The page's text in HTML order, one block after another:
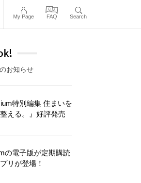
My Page FAQ Search
お知らせ
特別編集 住まいを
える。』好評発売
の電子版が定期購読
リが登場！